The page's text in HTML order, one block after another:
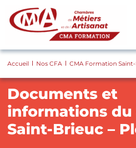
Accueil Nos CFA CMA Formation
Documents et
informations du
Saint-Brieuc –